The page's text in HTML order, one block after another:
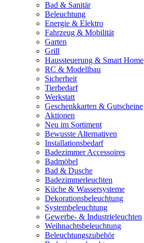
Bad & Sanitär
Beleuchtung
Energie & Elektro
Fahrzeug & Mobilität
Garten
Grill
Haussteuerung & Smart Home
RC & Modellbau
Sicherheit
Tierbedarf
Werkstatt
Geschenkkarten & Gutscheine
Aktionen
Neu im Sortiment
Bewusste Alternativen
Installationsbedarf
Badezimmer Accessoires
Badmöbel
Bad & Dusche
Badezimmerleuchten
Küche & Wassersysteme
Dekorationsbeleuchtung
Systembeleuchtung
Gewerbe- & Industrieleuchten
Weihnachtsbeleuchtung
Beleuchtungszubehör